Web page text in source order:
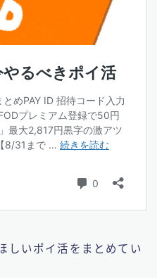
しいポイ活をまとめてい